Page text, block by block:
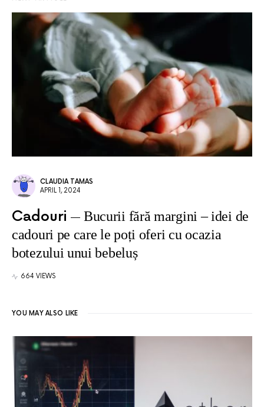
CLAUDIA TAMAS
APRIL 1, 2024
Cadouri
Bucurii fără margini – idei de
cadouri pe care le poți oferi cu ocazia
botezului unui bebeluș
664 VIEWS
YOU MAY ALSO LIKE